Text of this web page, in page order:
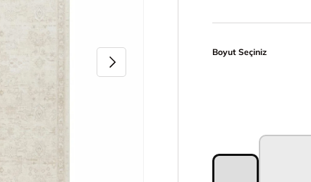
Sonraki
Boyut Seçiniz